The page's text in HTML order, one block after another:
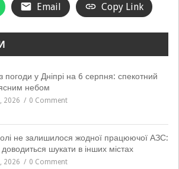
Email Copy Link
погоди у Дніпрі на 6 серпня: спекотний
небом
2026 0 Comment
не залишилося жодної працюючої АЗС:
шукати в інших містах
2026 0 Comment